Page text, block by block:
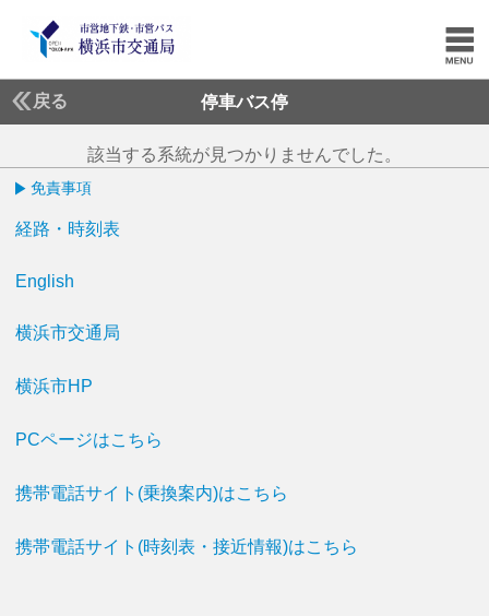
戻る 停車バス停
該当する系統が見つかりませんでした。
免責事項
経路・時刻表
English
横浜市交通局
横浜市HP
PCページはこちら
携帯電話サイト(乗換案内)はこちら
携帯電話サイト(時刻表・接近情報)はこちら